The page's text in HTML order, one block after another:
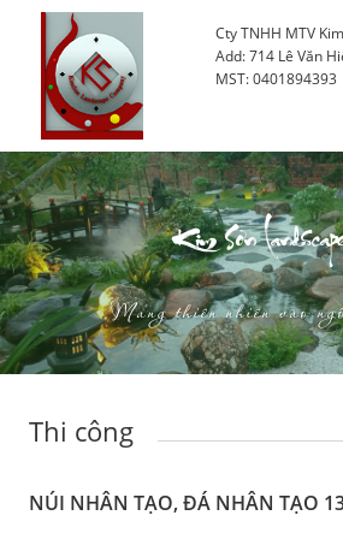
0905 53 15 25Cty TNHH MTV
Add: 714 Lê Văn
MST: 0401894393
Kim Sơn
Mang thiên nhiên vào
Thi công
NÚI NHÂN TẠO, ĐÁ NHÂN TẠO